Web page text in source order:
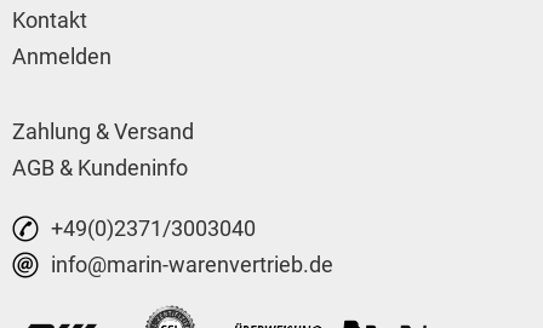
Kontakt
Anmelden
Zahlung & Versand
AGB & Kundeninfo
+49(0)2371/3003040
info@marin-warenvertrieb.de